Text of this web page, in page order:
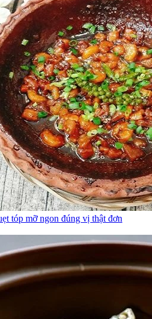
tóp mỡ ngon đúng vị thật đơn